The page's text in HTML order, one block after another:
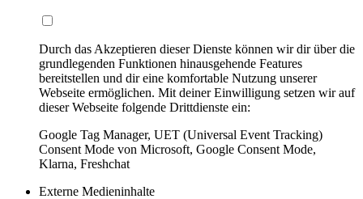
Durch das Akzeptieren dieser Dienste können wir dir über die
grundlegenden Funktionen hinausgehende Features
bereitstellen und dir eine komfortable Nutzung unserer
Webseite ermöglichen. Mit deiner Einwilligung setzen wir auf
dieser Webseite folgende Drittdienste ein:
Google Tag Manager, UET (Universal Event Tracking)
Consent Mode von Microsoft, Google Consent Mode,
Klarna, Freshchat
Externe Medieninhalte